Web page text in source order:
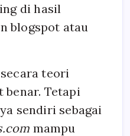
di hasil
blogspot atau
teori
Tetapi
sendiri sebagai
mampu